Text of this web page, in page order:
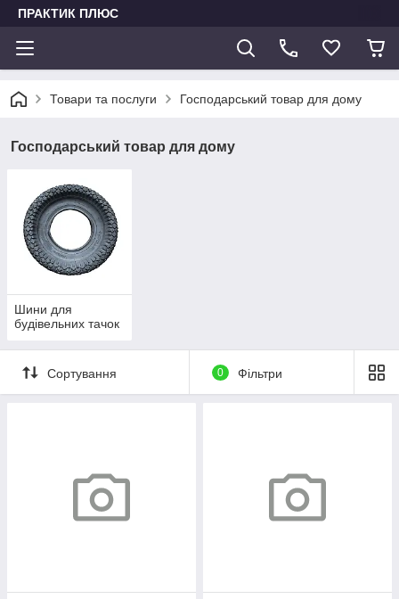
ПРАКТИК ПЛЮС
Товари та послуги Господарський товар для дому
Господарський товар для дому
Шини для
будівельних тачок
Сортування 0 Фільтри